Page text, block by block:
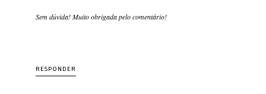
Sem dúvida! Muito obrigada pelo comentário!
RESPONDER